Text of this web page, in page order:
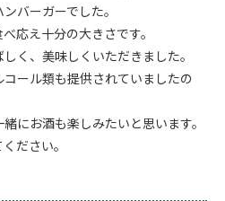
バーガーでした。
応え十分の大きさです。
く、美味しくいただきました。
ール類も提供されていましたの
にお酒も楽しみたいと思います。
ださい。